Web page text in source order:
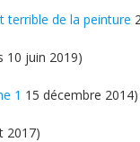
terrible de la peinture
10 juin 2019)
1 15 décembre 2014)
2017)